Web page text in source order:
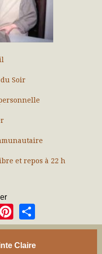
Soir
et repos à 22 h
Pinterest
Claire